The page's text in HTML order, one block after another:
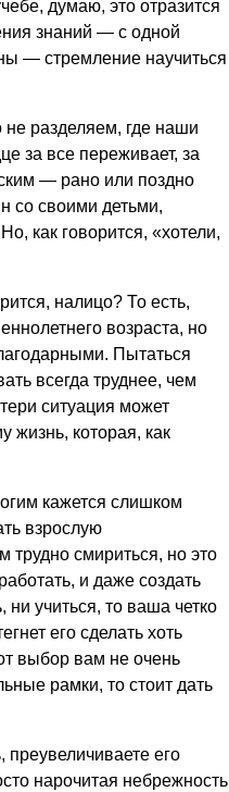
думаю, это отразится
знаний — с одной
— стремление научиться
не разделяем, где наши
за все переживает, за
— рано или поздно
со своими детьми,
как говорится, «хотели,
налицо? То есть,
возраста, но
Пытаться
всегда труднее, чем
ситуация может
жизнь, которая, как
кажется слишком
взрослую
смириться, но это
и даже создать
учиться, то ваша четко
его сделать хоть
выбор вам не очень
рамки, то стоит дать
его
нарочитая небрежность